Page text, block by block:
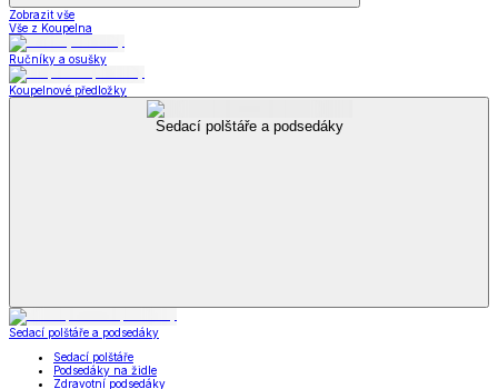
Zobrazit vše
Vše z Koupelna
Ručníky a osušky
Koupelnové předložky
Sedací polštáře a podsedáky
Sedací polštáře a podsedáky
Sedací polštáře
Podsedáky na židle
Zdravotní podsedáky